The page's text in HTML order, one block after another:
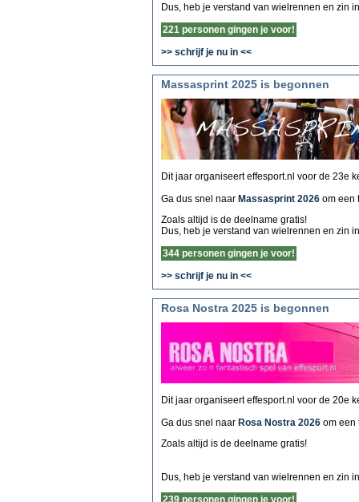
Dus, heb je verstand van wielrennen en zin
221 personen gingen je voor!
>> schrijf je nu in <<
Massasprint 2025 is begonnen
Dit jaar organiseert effesport.nl voor de 23e
Ga dus snel naar Massasprint 2026 om een
Zoals altijd is de deelname gratis!
Dus, heb je verstand van wielrennen en zin
344 personen gingen je voor!
>> schrijf je nu in <<
Rosa Nostra 2025 is begonnen
Dit jaar organiseert effesport.nl voor de 20e
Ga dus snel naar Rosa Nostra 2026 om een
Zoals altijd is de deelname gratis!
Dus, heb je verstand van wielrennen en zin
239 personen gingen je voor!